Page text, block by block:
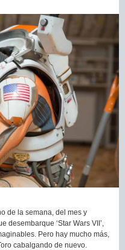
de la semana, del mes y
desembarque ‘Star Wars VII’,
Pero hay mucho más,
cabalgando de nuevo.